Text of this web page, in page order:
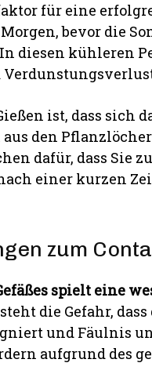
für eine
bevor die
diesen kühleren
ist, dass sich
den
dafür, dass Sie
einer kurzen
zum
spielt eine
die Gefahr,
und Fäulnis
aufgrund des